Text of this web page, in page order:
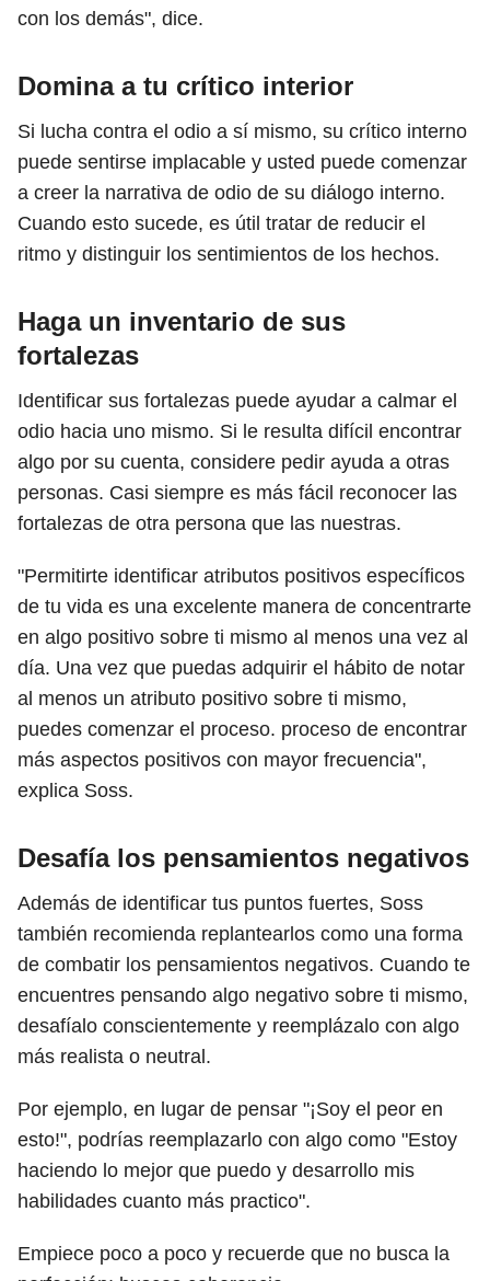
con los demás", dice.
Domina a tu crítico interior
Si lucha contra el odio a sí mismo, su crítico interno
puede sentirse implacable y usted puede comenzar
a creer la narrativa de odio de su diálogo interno.
Cuando esto sucede, es útil tratar de reducir el
ritmo y distinguir los sentimientos de los hechos.
Haga un inventario de sus
fortalezas
Identificar sus fortalezas puede ayudar a calmar el
odio hacia uno mismo. Si le resulta difícil encontrar
algo por su cuenta, considere pedir ayuda a otras
personas. Casi siempre es más fácil reconocer las
fortalezas de otra persona que las nuestras.
"Permitirte identificar atributos positivos específicos
de tu vida es una excelente manera de concentrarte
en algo positivo sobre ti mismo al menos una vez al
día. Una vez que puedas adquirir el hábito de notar
al menos un atributo positivo sobre ti mismo,
puedes comenzar el proceso. proceso de encontrar
más aspectos positivos con mayor frecuencia",
explica Soss.
Desafía los pensamientos negativos
Además de identificar tus puntos fuertes, Soss
también recomienda replantearlos como una forma
de combatir los pensamientos negativos. Cuando te
encuentres pensando algo negativo sobre ti mismo,
desafíalo conscientemente y reemplázalo con algo
más realista o neutral.
Por ejemplo, en lugar de pensar "¡Soy el peor en
esto!", podrías reemplazarlo con algo como "Estoy
haciendo lo mejor que puedo y desarrollo mis
habilidades cuanto más practico".
Empiece poco a poco y recuerde que no busca la